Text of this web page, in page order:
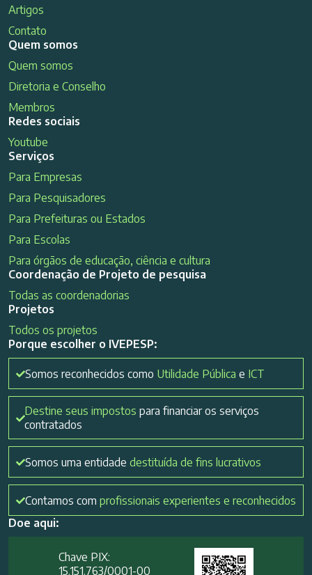
Artigos
Contato
Quem somos
Quem somos
Diretoria e Conselho
Membros
Redes sociais
Youtube
Serviços
Para Empresas
Para Pesquisadores
Para Prefeituras ou Estados
Para Escolas
Para órgãos de educação, ciência e cultura
Coordenação de Projeto de pesquisa
Todas as coordenadorias
Projetos
Todos os projetos
Porque escolher o IVEPESP:
Somos reconhecidos como Utilidade Pública e ICT
Destine seus impostos para financiar os serviços
contratados
Somos uma entidade destituída de fins lucrativos
Contamos com profissionais experientes e reconhecidos
Doe aqui:
Chave PIX:
15.151.763/0001-00​